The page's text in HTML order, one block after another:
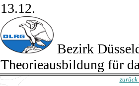
13.12.
Bezirk
Theorieausbildung für
zurück